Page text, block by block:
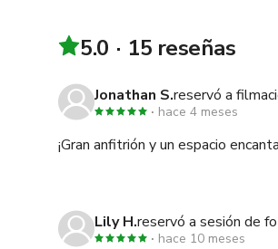
5.0 15 reseñas
Jonathan S.reservó a
hace 4 meses
¡Gran anfitrión y un espacio
Lily H.reservó a sesión de
hace 10 meses